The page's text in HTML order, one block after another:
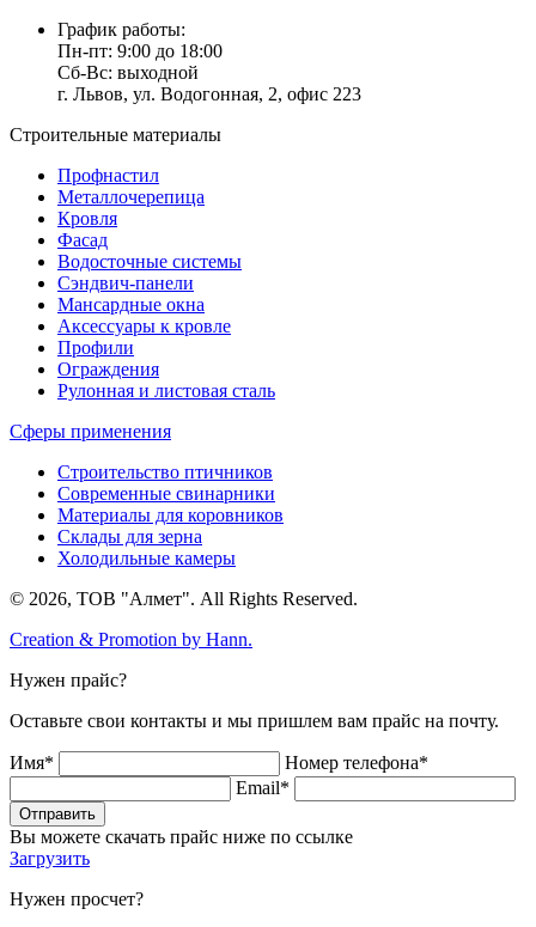
График работы:
Пн-пт: 9:00 до 18:00
Сб-Вс: выходной
г. Львов, ул. Водогонная, 2, офис 223
Строительные материалы
Профнастил
Металлочерепица
Кровля
Фасад
Водосточные системы
Сэндвич-панели
Мансардные окна
Аксессуары к кровле
Профили
Ограждения
Рулонная и листовая сталь
Сферы применения
Строительство птичников
Современные свинарники
Материалы для коровников
Склады для зерна
Холодильные камеры
© 2026, ТОВ "Алмет". All Rights Reserved.
Creation & Promotion by Hann.
Нужен прайс?
Оставьте свои контакты и мы пришлем вам прайс на почту.
Имя*
Номер телефона*
Email*
Отправить
Вы можете скачать прайс ниже по ссылке
Загрузить
Нужен просчет?